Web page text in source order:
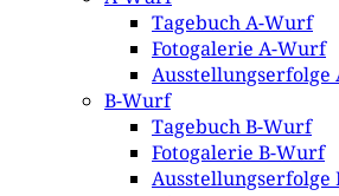
Tagebuch A-Wurf
Fotogalerie A-Wurf
Ausstellungserfolge
B-Wurf
Tagebuch B-Wurf
Fotogalerie B-Wurf
Ausstellungserfolge